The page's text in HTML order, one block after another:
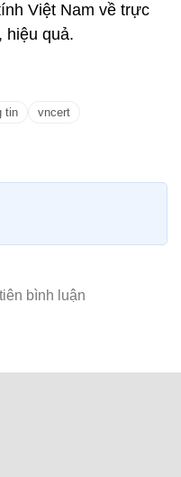
Việt Nam về trực
hiệu quả.
tin vncert